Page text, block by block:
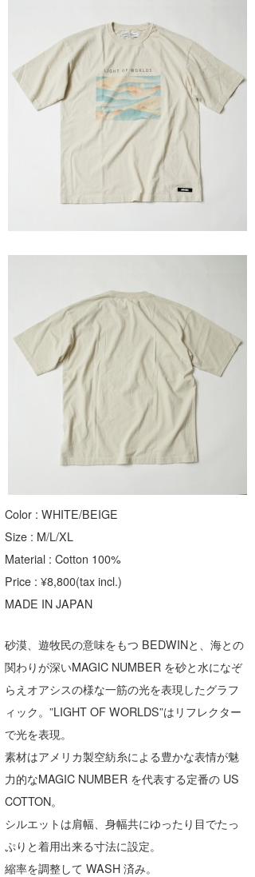
Color : WHITE/BEIGE
Size : M/L/XL
Material : Cotton 100%
Price : ¥8,800(tax incl.)
MADE IN JAPAN
砂漠、遊牧民の意味をもつ BEDWINと、海との
関わりが深いMAGIC NUMBER を砂と水になぞ
らえオアシスの様な一筋の光を表現したグラフ
ィック。”LIGHT OF WORLDS”はリフレクター
で光を表現。
素材はアメリカ製空紡糸による豊かな表情が魅
力的なMAGIC NUMBER を代表する定番の US
COTTON。
シルエットは肩幅、身幅共にゆったり目でたっ
ぷりと着用出来る寸法に設定。
縮率を調整して WASH 済み。